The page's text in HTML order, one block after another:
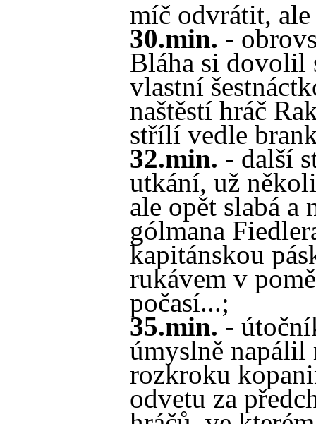
míč odvrátit,
30.min. -
Bláha si dovolil
vlastní
naštěstí hráč
střílí vedle
32.min. - další
utkání, už
ale opět slabá
gólmana
kapitánskou
rukávem v
počasí...;
35.min. -
úmyslně napálil
rozkroku
odvetu za